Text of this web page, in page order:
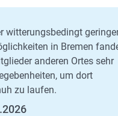
witterungsbedingt
in Bremen
anderen Ortes sehr
um dort
zu laufen.